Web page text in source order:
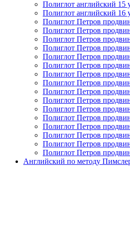
Полиглот английский 15
Полиглот английский 16
Полиглот Петров
Полиглот Петров
Полиглот Петров
Полиглот Петров
Полиглот Петров
Полиглот Петров
Полиглот Петров
Полиглот Петров
Полиглот Петров
Полиглот Петров
Полиглот Петров
Полиглот Петров
Полиглот Петров
Полиглот Петров
Полиглот Петров
Полиглот Петров
Английский по методу